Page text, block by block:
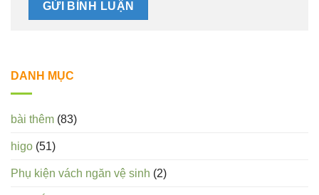
DANH MỤC
bài thêm (83)
higo (51)
Phụ kiện vách ngăn vệ sinh (2)